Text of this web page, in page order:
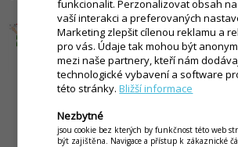
funkcionalit. Perzonalizovat obsah
vaší interakci a preferovaných
Marketing zlepšit cílenou reklamu a
pro vás. Údaje tak mohou být
mezi naše partnery, kteří nám
technologické vybavení a software
této stránky.Bližší informace
Nezbytné
jsou cookie bez kterých by funkčnost této web
být zajištěna. Navigace a přístup k zákaznické